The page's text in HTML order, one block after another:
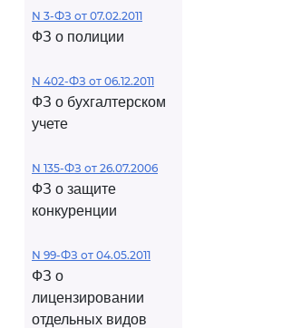
N 3-ФЗ от 07.02.2011
ФЗ о полиции
N 402-ФЗ от 06.12.2011
ФЗ о бухгалтерском
учете
N 135-ФЗ от 26.07.2006
ФЗ о защите
конкуренции
N 99-ФЗ от 04.05.2011
ФЗ о
лицензировании
отдельных видов